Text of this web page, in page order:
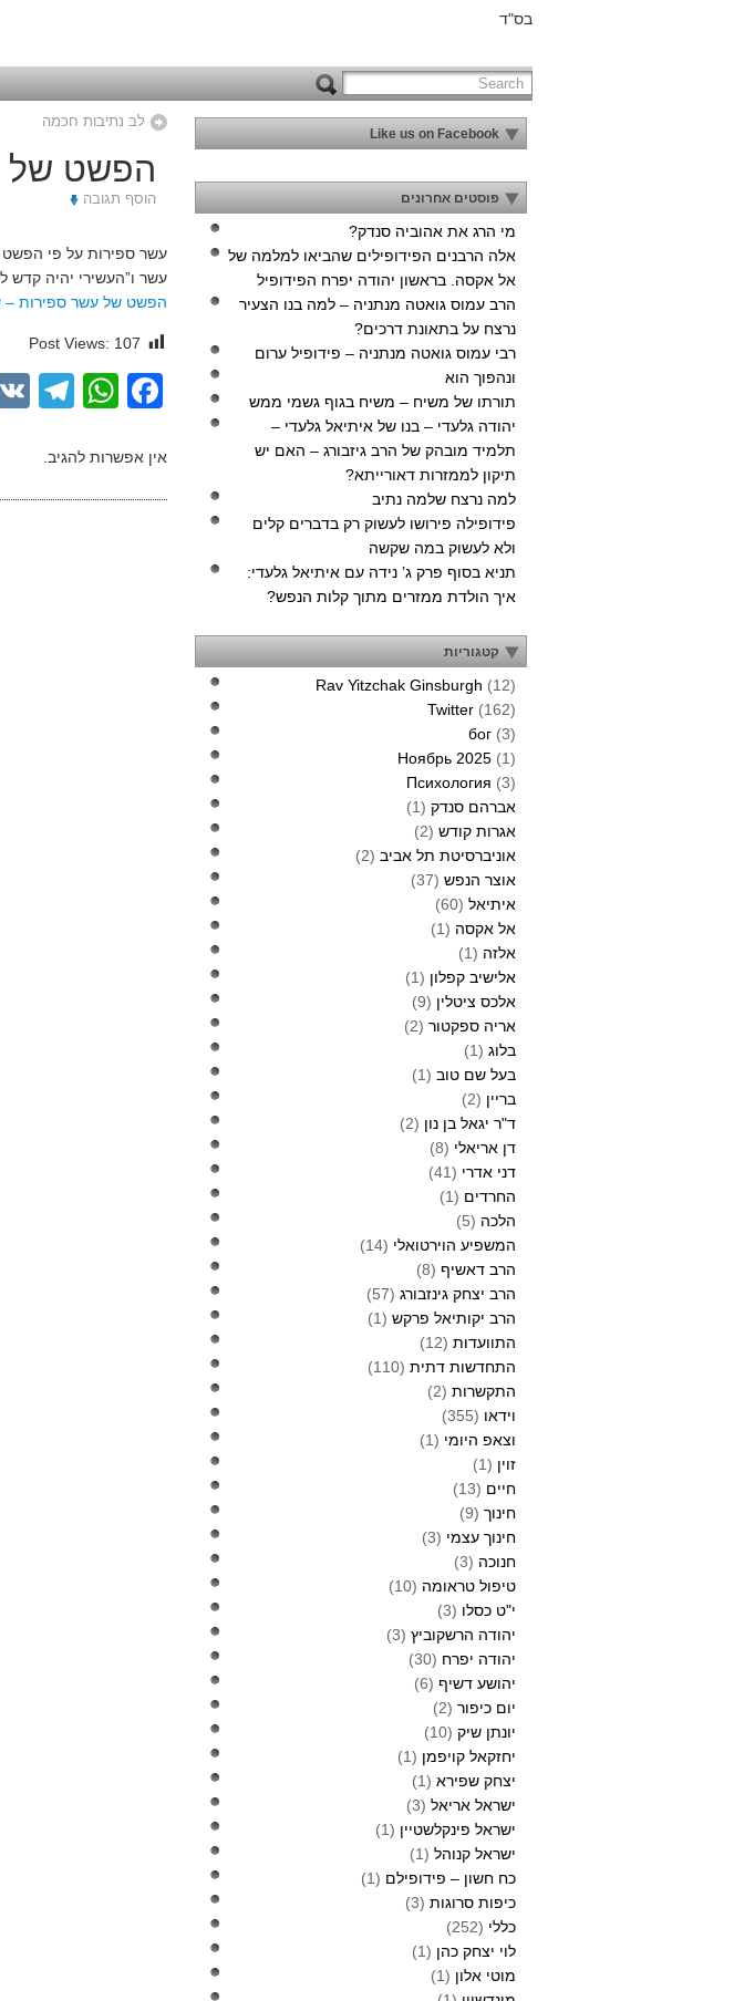
בס"ד
לב נתיבות חכמה
הפשט של
הוסף תגובה
עשר ספירות על פי הפשט
עשר ו”העשירי יהיה קדש
הפשט של עשר ספירות
Post Views: 107
אין אפשרות להגיב.
Like us on Facebook
פוסטים אחרונים
מי הרג את אהוביה סנדק?
אלה הרבנים הפידופילים שהביאו למלמה של
אל אקסה. בראשון יהודה יפרח הפידופיל
הרב עמוס גואטה מנתניה – למה בנו הצעיר
נרצח על בתאונת דרכים?
רבי עמוס גואטה מנתניה – פידופיל ערום
ונהפוך הוא
תורתו של משיח – משיח בגוף גשמי ממש
יהודה גלעדי – בנו של איתיאל גלעדי –
תלמיד מובהק של הרב גיזבורג – האם יש
תיקון לממזרות דאורייתא?
למה נרצח שלמה נתיב
פידופילה פירושו לעשוק רק בדברים קלים
ולא לעשוק במה שקשה
תניא בסוף פרק ג’ נידה עם איתיאל גלעדי:
איך הולדת ממזרים מתוך קלות הנפש?
קטגוריות
Rav Yitzchak Ginsburgh (12)
Twitter (162)
бог (3)
Ноябрь 2025 (1)
Психология (3)
אברהם סנדק (1)
אגרות קודש (2)
אוניברסיטת תל אביב (2)
אוצר הנפש (37)
איתיאל (60)
אל אקסה (1)
אלזה (1)
אלישיב קפלון (1)
אלכס ציטלין (9)
אריה ספקטור (2)
בלוג (1)
בעל שם טוב (1)
בריין (2)
ד"ר יגאל בן נון (2)
דן אריאלי (8)
דני אדרי (41)
החרדים (1)
הלכה (5)
המשפיע הוירטואלי (14)
הרב דאשיף (8)
הרב יצחק גינזבורג (57)
הרב יקותיאל פרקש (1)
התוועדות (12)
התחדשות דתית (110)
התקשרות (2)
וידאו (355)
וצאפ היומי (1)
זוין (1)
חיים (13)
חינוך (9)
חינוך עצמי (3)
חנוכה (3)
טיפול טראומה (10)
י"ט כסלו (3)
יהודה הרשקוביץ (3)
יהודה יפרח (30)
יהושע דשיף (6)
יום כיפור (2)
יונתן שיק (10)
יחזקאל קויפמן (1)
יצחק שפירא (1)
ישראל אריאל (3)
ישראל פינקלשטיין (1)
ישראל קנוהל (1)
כח חשון – פידופילם (1)
כיפות סרוגות (3)
כללי (252)
לוי יצחק כהן (1)
מוטי אלון (1)